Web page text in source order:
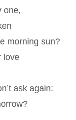
one,
morning sun?
love
ask again: